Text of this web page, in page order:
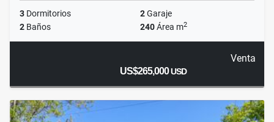
3 Dormitorios 2Garaje
2 Baños 240Área m2
Venta
US$265,000USD